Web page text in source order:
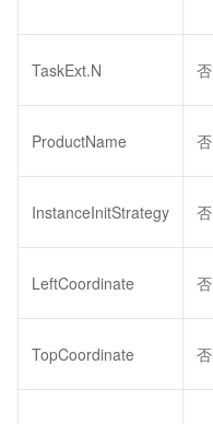
TaskExt.N 否
ProductName 否
InstanceInitStrategy 否
LeftCoordinate 否
TopCoordinate 否